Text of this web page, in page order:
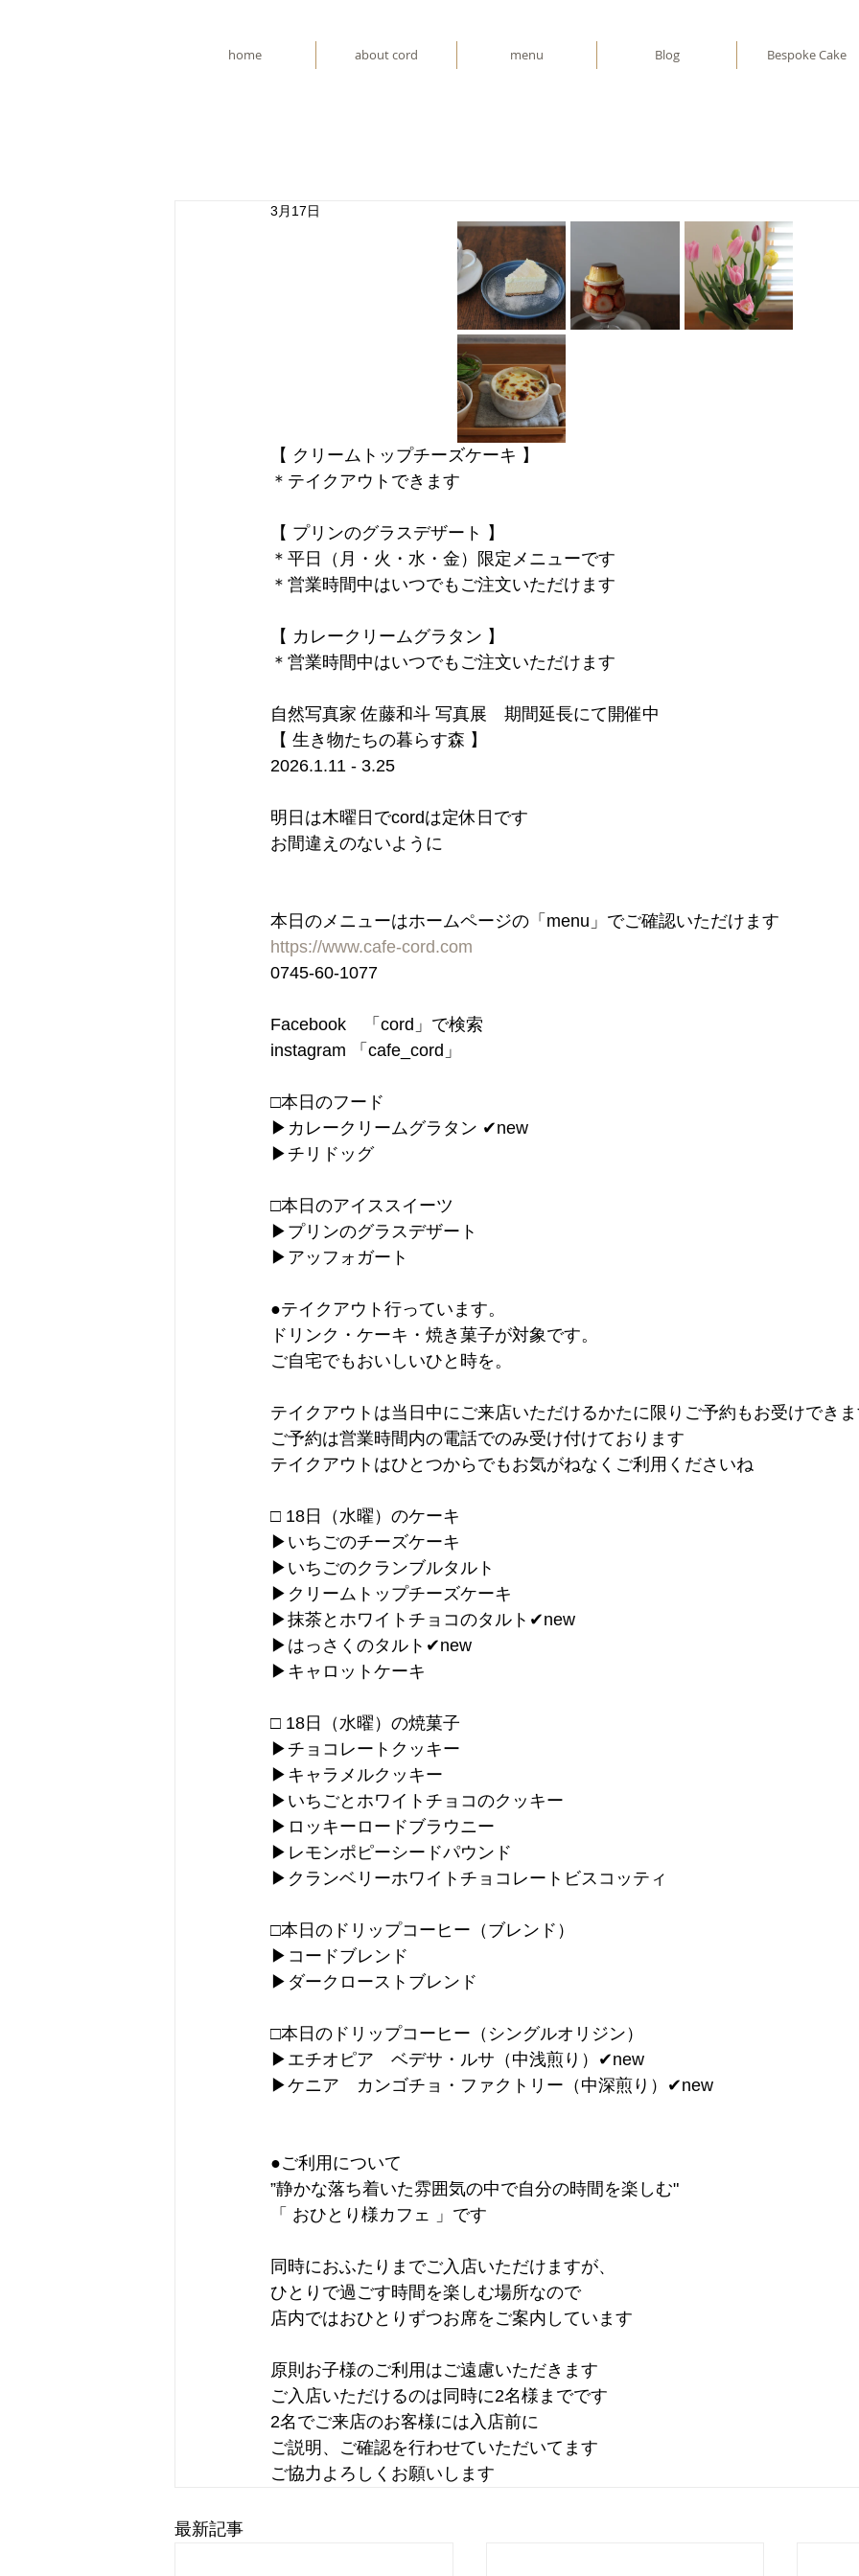
home about cord menu Blog Bespoke Cake
3月17日
【 クリームトップチーズケーキ 】
＊テイクアウトできます
【 プリンのグラスデザート 】
＊平日（月・火・水・金）限定メニューです
＊営業時間中はいつでもご注文いただけます
【 カレークリームグラタン 】
＊営業時間中はいつでもご注文いただけます
自然写真家 佐藤和斗 写真展　期間延長にて開催中
【 生き物たちの暮らす森 】
2026.1.11 - 3.25
明日は木曜日でcordは定休日です
お間違えのないように
本日のメニューはホームページの「menu」でご確認いただけます
https://www.cafe-cord.com
0745-60-1077
Facebook　「cord」で検索
instagram 「cafe_cord」
□本日のフード
▶︎カレークリームグラタン ✔︎new
▶︎チリドッグ
□本日のアイススイーツ
▶︎プリンのグラスデザート
▶︎アッフォガート
●テイクアウト行っています。
ドリンク・ケーキ・焼き菓子が対象です。
ご自宅でもおいしいひと時を。
テイクアウトは当日中にご来店いただけるかたに限りご予約もお受けでき
ご予約は営業時間内の電話でのみ受け付けております
テイクアウトはひとつからでもお気がねなくご利用くださいね
□ 18日（水曜）のケーキ
▶︎いちごのチーズケーキ
▶︎いちごのクランブルタルト
▶︎クリームトップチーズケーキ
▶︎抹茶とホワイトチョコのタルト✔︎new
▶︎はっさくのタルト✔︎new
▶︎キャロットケーキ
□ 18日（水曜）の焼菓子
▶︎チョコレートクッキー
▶︎キャラメルクッキー
▶︎いちごとホワイトチョコのクッキー
▶︎ロッキーロードブラウニー
▶︎レモンポピーシードパウンド
▶︎クランベリーホワイトチョコレートビスコッティ
□本日のドリップコーヒー（ブレンド）
▶︎コードブレンド
▶︎ダークローストブレンド
□本日のドリップコーヒー（シングルオリジン）
▶︎エチオピア　ベデサ・ルサ（中浅煎り）✔︎new
▶︎ケニア　カンゴチョ・ファクトリー（中深煎り）✔︎new
●ご利用について
”静かな落ち着いた雰囲気の中で自分の時間を楽しむ"
「 おひとり様カフェ 」です
同時におふたりまでご入店いただけますが、
ひとりで過ごす時間を楽しむ場所なので
店内ではおひとりずつお席をご案内しています
原則お子様のご利用はご遠慮いただきます
ご入店いただけるのは同時に2名様までです
2名でご来店のお客様には入店前に
ご説明、ご確認を行わせていただいてます
ご協力よろしくお願いします
最新記事